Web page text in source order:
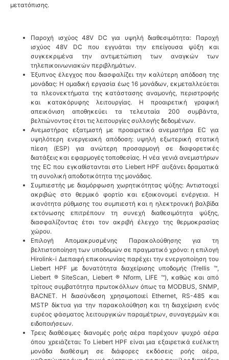
μετατόπισης.
Παροχή ισχύος 48V DC για υψηλή διαθεσιμότητα: Παροχή
ισχύος 48V DC που εγγυάται την επείγουσα ψύξη και
συγκεκριμένα την αντιμετώπιση των αναγκών των
τηλεπικοινωνιακών περιβλημάτων.
Έξυπνος έλεγχος που διασφαλίζει την καλύτερη απόδοση της
μονάδας: Η ομαδική εργασία έως 16 μονάδων, εκμεταλλεύεται
τα πλεονεκτήματα της κατάστασης αναμονής, περιστροφής
και κατακόρυφης λειτουργίας. Η προαιρετική γραφική
απεικόνιση αποθηκεύει τα τελευταία 200 συμβάντα,
βελτιώνοντας έτσι τις λειτουργίες συλλογής δεδομένων.
Ανεμιστήρας εξατμιστή με προαιρετικό ανεμιστήρα EC για
υψηλότερη ενεργειακή απόδοση: υψηλή εξωτερική στατική
πίεση (ESP) για ανώτερη προσαρμογή σε διαφορετικές
διατάξεις και εφαρμογές τοποθεσίας. Η νέα γενιά ανεμιστήρων
της EC που εγκαθίστανται στο Liebert HPF αυξάνει δραματικά
τη συνολική αποδοτικότητα της μονάδας.
Συμπιεστής με διαμόρφωση χωρητικότητας ψύξης: Αντιστοιχεί
ακριβώς στο θερμικό φορτίο και εξοικονομεί ενέργεια. Η
ικανότητα ρύθμισης του συμπιεστή και η ηλεκτρονική βαλβίδα
εκτόνωσης επιτρέπουν τη συνεχή διαθεσιμότητα ψύξης,
διασφαλίζοντας έτσι τον ακριβή έλεγχο της θερμοκρασίας
χώρου.
Επιλογή Απομακρυσμένης Παρακολούθησης για τη
βελτιστοποίηση των υποδομών σε πραγματικό χρόνο: η επιλογή
Hirolink-i Διεπαφή επικοινωνίας παρέχει την ενεργοποίηση του
Liebert HPF με δυνατότητα διαχείρισης υποδομής (Trellis ™,
Liebert ® SiteScan, Liebert ® Nform, LIFE ™), καθώς και από
τρίτους συμβατότητα πρωτοκόλλων όπως τα MODBUS, SNMP,
BACNET. Η διασύνδεση χρησιμοποιεί Ethernet, RS-485 και
MSTP δίκτυα για την παρακολούθηση και τη διαχείριση ενός
ευρέος φάσματος λειτουργικών παραμέτρων, συναγερμών και
ειδοποιήσεων.
Τρεις διαθέσιμες διανομές ροής αέρα παρέχουν ψυχρό αέρα
όπου χρειάζεται: Το Liebert HPF είναι μια εξαιρετικά ευέλικτη
μονάδα διαθέσιμη σε διάφορες εκδόσεις ροής αέρα,